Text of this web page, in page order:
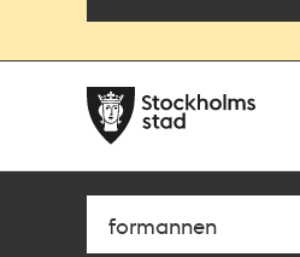
navigationen
huvudinnehållet
Sök